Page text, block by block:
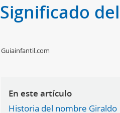
Significado
Guiainfantil.com
En este artículo
Historia del nombre Giraldo